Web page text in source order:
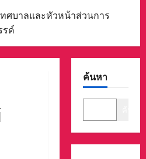
ศบาลและหัวหน้าส่วนการ
รค์
ค้นหา